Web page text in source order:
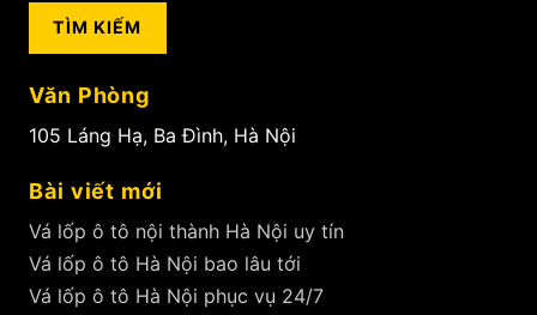
cho:
Văn Phòng
105 Láng Hạ, Ba Đình, Hà Nội
Bài viết mới
Vá lốp ô tô nội thành Hà Nội uy tín
Vá lốp ô tô Hà Nội bao lâu tới
Vá lốp ô tô Hà Nội phục vụ 24/7